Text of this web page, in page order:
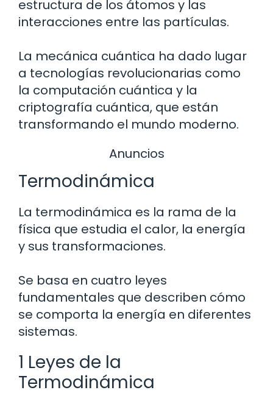
estructura de los átomos y las
interacciones entre las partículas.
La mecánica cuántica ha dado lugar
a tecnologías revolucionarias como
la computación cuántica y la
criptografía cuántica, que están
transformando el mundo moderno.
Anuncios
Termodinámica
La termodinámica es la rama de la
física que estudia el calor, la energía
y sus transformaciones.
Se basa en cuatro leyes
fundamentales que describen cómo
se comporta la energía en diferentes
sistemas.
1 Leyes de la
Termodinámica